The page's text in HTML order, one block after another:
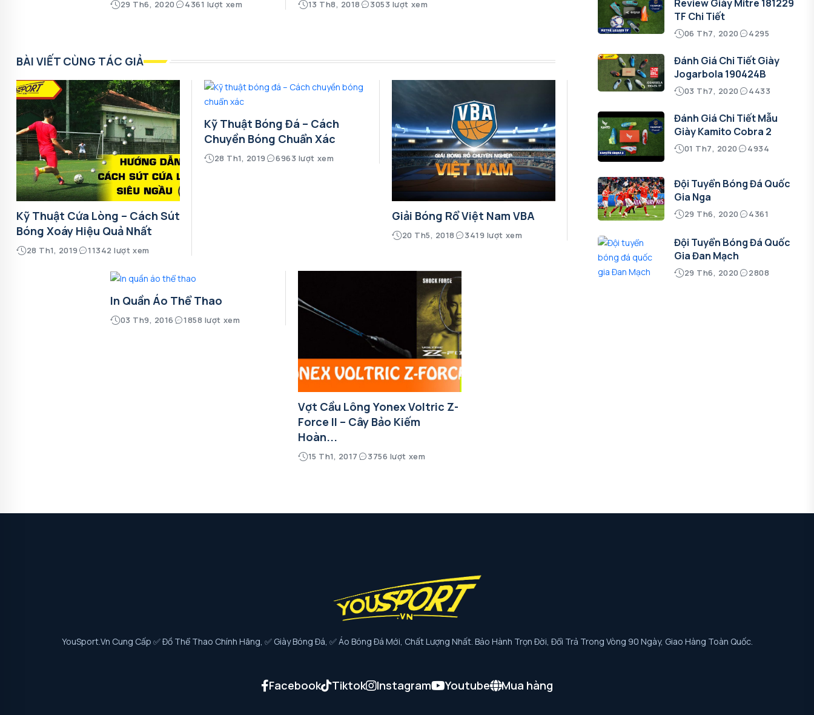
29 Th6, 2020 4361 lượt xem 13 Th8, 2018 3053 lượt xem
BÀI VIẾT CÙNG TÁC GIẢ
Kỹ Thuật Cứa Lòng – Cách Sút
Bóng Xoáy Hiệu Quả Nhất
28 Th1, 2019 11342 lượt xem
Kỹ Thuật Bóng Đá – Cách
Chuyền Bóng Chuẩn Xác
28 Th1, 2019 6963 lượt xem
Giải Bóng Rổ Việt Nam VBA
20 Th5, 2018 3419 lượt xem
In Quần Áo Thể Thao
03 Th9, 2016 1858 lượt xem
Vợt Cầu Lông Yonex Voltric Z-
Force II – Cây Bảo Kiếm
Hoàn...
15 Th1, 2017 3756 lượt xem
Review Giày Mitre 181229
TF Chi Tiết
06 Th7, 2020 4295
Đánh Giá Chi Tiết Giày
Jogarbola 190424B
03 Th7, 2020 4433
Đánh Giá Chi Tiết Mẫu
Giày Kamito Cobra 2
01 Th7, 2020 4934
Đội Tuyển Bóng Đá Quốc
Gia Nga
29 Th6, 2020 4361
Đội Tuyển Bóng Đá Quốc
Gia Đan Mạch
29 Th6, 2020 2808
YouSport.vn Cung Cấp ✅ Đồ Thể Thao Chính Hãng, ✅ Giày Bóng Đá, ✅ Áo Bóng Đá Mới, Chất Lượng Nhất. Bảo Hành Trọn Đời, Đổi Trả Trong Vòng 90 Ngày, Giao Hàng Toàn Quốc.
Facebook Tiktok Instagram Youtube Mua hàng